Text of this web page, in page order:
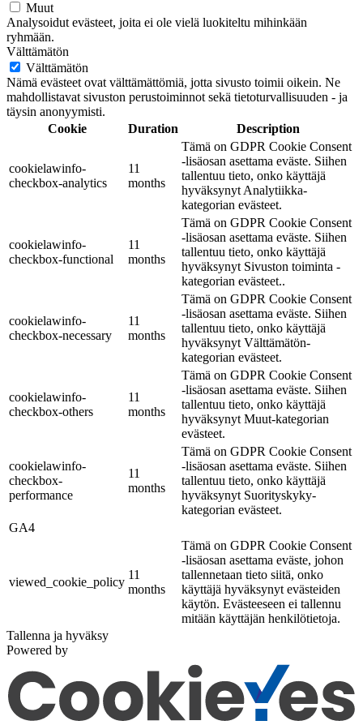
Muut
Analysoidut evästeet, joita ei ole vielä luokiteltu mihinkään
ryhmään.
Välttämätön
Välttämätön
Nämä evästeet ovat välttämättömiä, jotta sivusto toimii oikein. Ne
mahdollistavat sivuston perustoiminnot sekä tietoturvallisuuden - ja
täysin anonyymisti.
Cookie
Duration Description
cookielawinfo-
checkbox-analytics
11
months
Tämä on GDPR Cookie Consent
-lisäosan asettama eväste. Siihen
tallentuu tieto, onko käyttäjä
hyväksynyt Analytiikka-
kategorian evästeet.
cookielawinfo-
checkbox-functional
11
months
Tämä on GDPR Cookie Consent
-lisäosan asettama eväste. Siihen
tallentuu tieto, onko käyttäjä
hyväksynyt Sivuston toiminta -
kategorian evästeet..
cookielawinfo-
checkbox-necessary
11
months
Tämä on GDPR Cookie Consent
-lisäosan asettama eväste. Siihen
tallentuu tieto, onko käyttäjä
hyväksynyt Välttämätön-
kategorian evästeet.
cookielawinfo-
checkbox-others
11
months
Tämä on GDPR Cookie Consent
-lisäosan asettama eväste. Siihen
tallentuu tieto, onko käyttäjä
hyväksynyt Muut-kategorian
evästeet.
cookielawinfo-
checkbox-
performance
11
months
Tämä on GDPR Cookie Consent
-lisäosan asettama eväste. Siihen
tallentuu tieto, onko käyttäjä
hyväksynyt Suorityskyky-
kategorian evästeet.
GA4
viewed_cookie_policy
11
months
Tämä on GDPR Cookie Consent
-lisäosan asettama eväste, johon
tallennetaan tieto siitä, onko
käyttäjä hyväksynyt evästeiden
käytön. Evästeeseen ei tallennu
mitään käyttäjän henkilötietoja.
Tallenna ja hyväksy
Powered by